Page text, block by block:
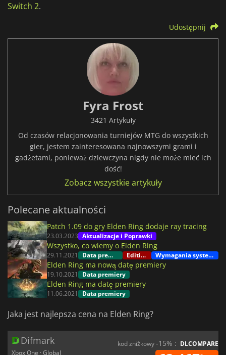
Switch 2.
Udostępnij
Fyra Frost
3421 Artykuły
Od czasów relacjonowania turniejów MTG do wszystkich
gier, jestem zainteresowana najnowszymi grami i
gadżetami, ponieważ dziewczyna nigdy nie może mieć ich
dość!
Zobacz wszystkie artykuły
Polecane aktualności
Patch 1.09 do gry Elden Ring dodaje ray tracing
23.03.2023 Aktualizacje i Poprawki
Wszystko, co wiemy o Elden Ring
29.11.2021 Data premiery Editions Wymagania systemowe
Elden Ring ma nową datę premiery
19.10.2021 Data premiery
Elden Ring ma datę premiery
11.06.2021 Data premiery
Jaka jest najlepsza cena na Elden Ring?
Difmark
Xbox One · Global
kod zniżkowy-15% : DLCOMPARE